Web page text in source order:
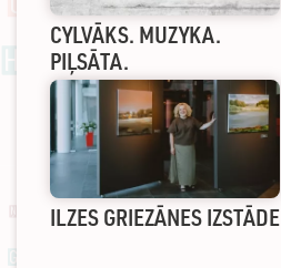
CYLVĀKS. MUZYKA.
PIĻSĀTA.
ILZES GRIEZĀNES IZSTĀDE